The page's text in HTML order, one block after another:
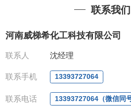
;1g;2.5g ;5g ;10g可根据客
作中有用到的试剂,欢迎前
63377391/13393727064
QQ:3930072831
:13393727064
联系人: 沈晓东(欢迎致电,
联系我们
河南威梯希化工科技有限公司
联系人 沈经理
联系手机 13393727064
联系电话 13393727064（微信同